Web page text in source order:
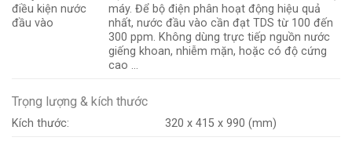
điều kiện nước
đầu vào
máy. Để bộ điện phân hoạt động hiệu quả
nhất, nước đầu vào cần đạt TDS từ 100 đến
300 ppm. Không dùng trực tiếp nguồn nước
giếng khoan, nhiễm mặn, hoặc có độ cứng
cao …
Trọng lượng & kích thước
Kích thước:
320 x 415 x 990 (mm)